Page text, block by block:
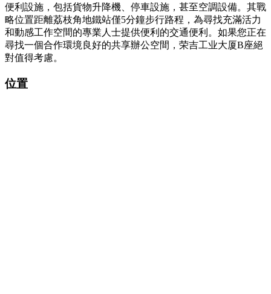
便利設施，包括貨物升降機、停車設施，甚至空調設備。其戰
略位置距離荔枝角地鐵站僅5分鐘步行路程，為尋找充滿活力
和動感工作空間的專業人士提供便利的交通便利。如果您正在
尋找一個合作環境良好的共享辦公空間，荣吉工业大厦B座絕
對值得考慮。
位置